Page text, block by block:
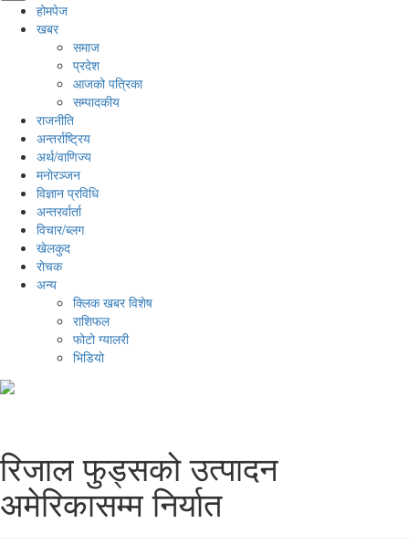
होमपेज
खबर
समाज
प्रदेश
आजको पत्रिका
सम्पादकीय
राजनीति
अन्तर्राष्ट्रिय
अर्थ/वाणिज्य
मनाेरञ्जन
विज्ञान प्रविधि
अन्तरर्वार्ता
विचार/ब्लग
खेलकुद
रोचक
अन्य
क्लिक खबर विशेष
राशिफल
फोटो ग्यालरी
भिडियो
रिजाल फुड्सको उत्पादन
अमेरिकासम्म निर्यात